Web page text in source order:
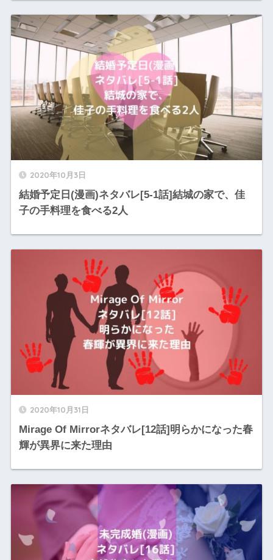
2020年10月3日
結婚予定日(漫画)ネタバレ[5-1話]結城の家で、佳
子の手料理を食べる2人
2020年10月31日
Mirage Of Mirrorネタバレ[12話]明らかになった春
輝が異界に来た理由